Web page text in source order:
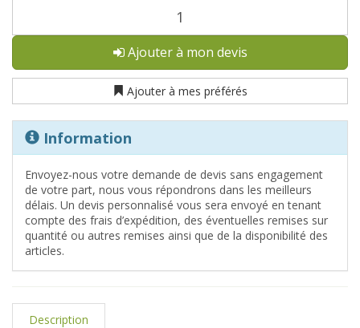
Ajouter à mon devis
Ajouter à mes préférés
Information
Envoyez-nous votre demande de devis sans engagement
de votre part, nous vous répondrons dans les meilleurs
délais. Un devis personnalisé vous sera envoyé en tenant
compte des frais d’expédition, des éventuelles remises sur
quantité ou autres remises ainsi que de la disponibilité des
articles.
Description